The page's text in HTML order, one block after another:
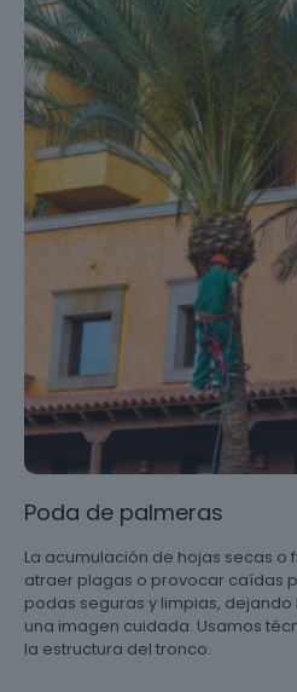
Poda de palmeras
La acumulación de hojas secas
atraer plagas o provocar caídas
podas seguras y limpias,
una imagen cuidada. Usamos
la estructura del tronco.